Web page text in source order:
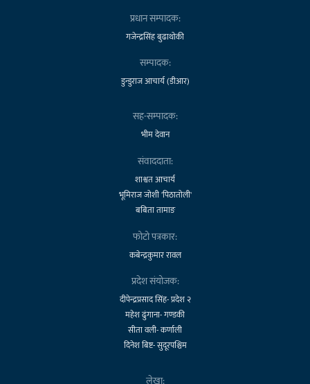
प्रधान सम्पादक:
गजेन्द्रसिंह बुढाथोकी
सम्पादक:
डुन्डुराज आचार्य (डीआर)
सह-सम्पादक:
भीम देवान
संवाददाता:
शाश्वत आचार्य
भूमिराज जोशी 'पिठातोली'
बबिता तामाङ
फोटो पत्रकार:
कबेन्द्रकुमार रावल
प्रदेश संयोजक:
दीपेन्द्रप्रसाद सिंह- प्रदेश २
महेश ढुंगाना- गण्डकी
सीता वली- कर्णाली
दिनेश बिष्ट- सुदूरपश्चिम